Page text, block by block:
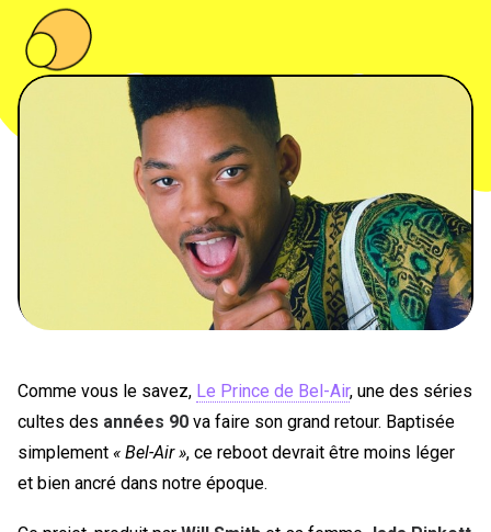
FOOD
BONS PLANS
SOUTENEZ KULTT
Comme vous le savez, Le Prince de Bel-Air, une des séries
cultes des années 90 va faire son grand retour. Baptisée
simplement « Bel-Air », ce reboot devrait être moins léger
et bien ancré dans notre époque.